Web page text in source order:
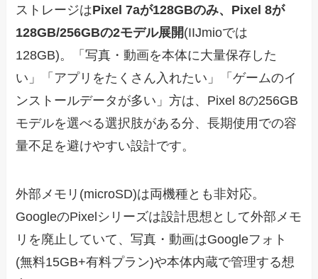
ストレージはPixel 7aが128GBのみ、Pixel 8が
128GB/256GBの2モデル展開(IIJmioでは
128GB)。「写真・動画を本体に大量保存した
い」「アプリをたくさん入れたい」「ゲームのイ
ンストールデータが多い」方は、Pixel 8の256GB
モデルを選べる選択肢がある分、長期使用での容
量不足を避けやすい設計です。
外部メモリ(microSD)は両機種とも非対応。
GoogleのPixelシリーズは設計思想として外部メモ
リを廃止していて、写真・動画はGoogleフォト
(無料15GB+有料プラン)や本体内蔵で管理する想